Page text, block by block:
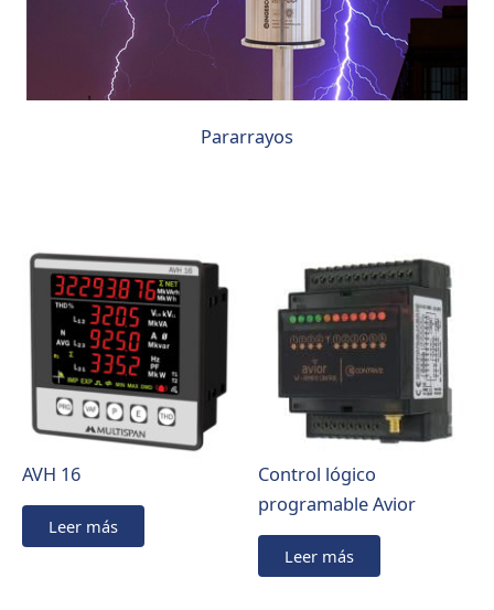
Pararrayos
AVH 16
Leer más
Control lógico
programable Avior
Leer más